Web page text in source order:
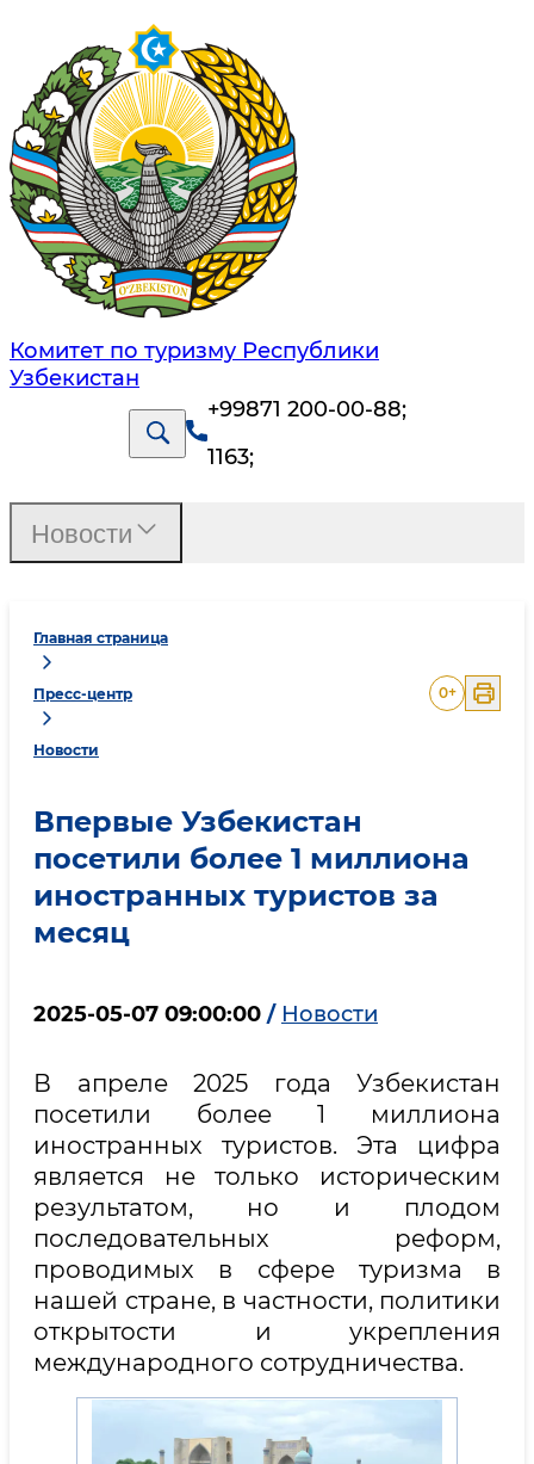
Комитет по туризму Республики
Узбекистан
+99871 200-00-88;
1163;
Главная страница
Пресс-центр
Новости
0+
Впервые Узбекистан
посетили более 1 миллиона
иностранных туристов за
месяц
2025-05-07 09:00:00 / Новости
В апреле 2025 года Узбекистан
посетили более 1 миллиона
иностранных туристов. Эта цифра
является не только историческим
результатом, но и плодом
последовательных реформ,
проводимых в сфере туризма в
нашей стране, в частности, политики
открытости и укрепления
международного сотрудничества.
Новости